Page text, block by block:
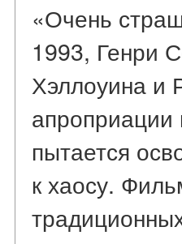
«Очень
1993, Генри
Хэллоуина и
апроприации
пытается
к хаосу.